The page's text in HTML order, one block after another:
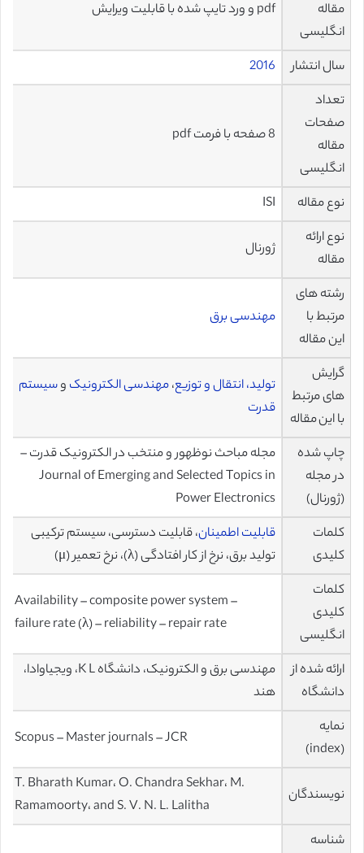
مقاله
انگلیسی
pdf و ورد تایپ شده با قابلیت ویرایش
سال انتشار
2016
تعداد
صفحات
مقاله
انگلیسی
8 صفحه با فرمت pdf
نوع مقاله
ISI
نوع ارائه
مقاله
ژورنال
رشته های
مرتبط با
این مقاله
مهندسی برق
گرایش
های مرتبط
با این مقاله
تولید، انتقال و توزیع،مهندسی الکترونیک وسیستم
قدرت
چاپ شده
در مجله
(ژورنال)
مجله مباحث نوظهور و منتخب در الکترونیک قدرت –
Journal of Emerging and Selected Topics in
Power Electronics
کلمات
کلیدی
قابلیت اطمینان، قابلیت دسترسی، سیستم ترکیبی
تولید برق، نرخ از کار افتادگی (λ)، نرخ تعمیر (μ)
کلمات
کلیدی
انگلیسی
Availability – composite power system –
failure rate (λ) – reliability – repair rate
ارائه شده از
دانشگاه
مهندسی برق و الکترونیک، دانشگاه K L، ویجیاوادا،
هند
نمایه
(index)
Scopus – Master journals – JCR
نویسندگان
T. Bharath Kumar، O. Chandra Sekhar، M.
Ramamoorty، and S. V. N. L. Lalitha
شناسه